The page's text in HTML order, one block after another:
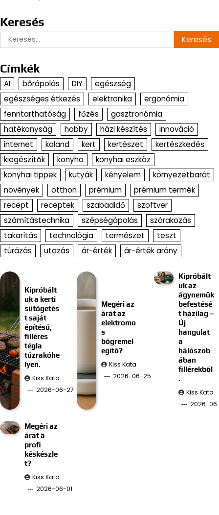
Keresés
Keresés:
Címkék
AI bőrápolás DIY
egészség
egészséges étkezés
elektronika
ergonómia
fenntarthatóság
főzés
gasztronómia
hatékonyság
hobby házi készítés
innováció
internet
kaland kert kertészet
kertészkedés
kiegészítők
konyha
konyhai eszköz
konyhai tippek
kutyák kényelem
környezetbarát
növények
otthon prémium
prémium termék
recept
receptek szabadidő
szoftver
számítástechnika
szépségápolás
szórakozás
takarítás
technológia természet
teszt
túrázás
utazás ár-érték ár-érték arány
Kipróbált
uk a kerti
sütögetés
t saját
építésű,
filléres
tégla
tűzrakóhe
lyen.
Kiss Kata
2026-06-27
Megéri az
árát az
elektromo
s
bögremel
egítő?
Kiss Kata
2026-06-25
Kipróbált
uk az
ágyneműk
befestésé
t házilag –
Új
hangulat
a
hálószob
ában
fillérekből
.
Kiss Kata
2026-
Megéri az
árát a
profi
késkészle
t?
Kiss Kata
2026-06-01